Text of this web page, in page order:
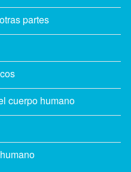
partes
cuerpo humano